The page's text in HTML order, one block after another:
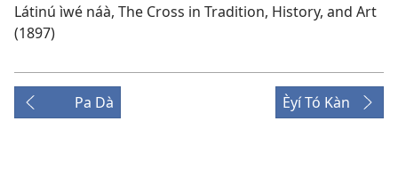
Látinú ìwé náà, The Cross in Tradition, History, and Art
(1897)
Pa Dà Èyí Tó Kàn